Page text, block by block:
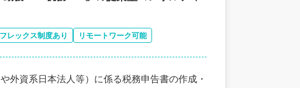
フレックス制度あり リモートワーク可能
外資系日本法人等）に係る税務申告書の作成・